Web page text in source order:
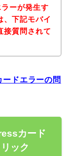
ーが発生す
、下記モバイ
接質問されて
ドエラーの問
カード
ック